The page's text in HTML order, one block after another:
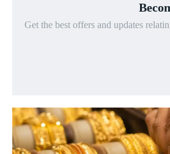
Get the best offers and updates